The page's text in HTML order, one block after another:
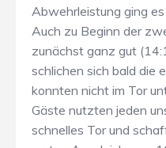
Abwehrleistung ging
Auch zu Beginn der
zunächst ganz gut
schlichen sich bald die
konnten nicht im Tor
Gäste nutzten jeden
schnelles Tor und